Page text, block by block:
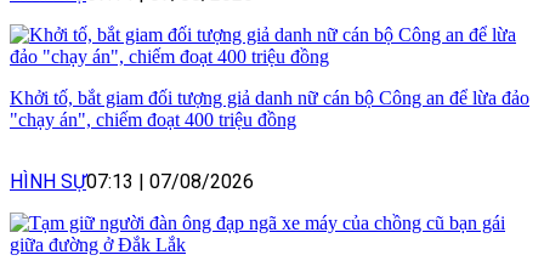
Khởi tố, bắt giam đối tượng giả danh nữ cán bộ Công an để lừa đảo
"chạy án", chiếm đoạt 400 triệu đồng
HÌNH SỰ07:13 07/08/2026